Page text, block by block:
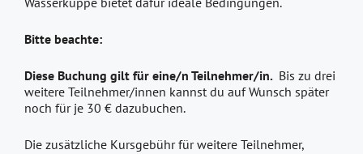
Bitte beachte:
Diese Buchung gilt für eine/n Teilnehmer/in. Bis zu drei
weitere Teilnehmer/innen kannst du auf Wunsch später
noch für je 30 € dazubuchen.
Die zusätzliche Kursgebühr für weitere Teilnehmer,